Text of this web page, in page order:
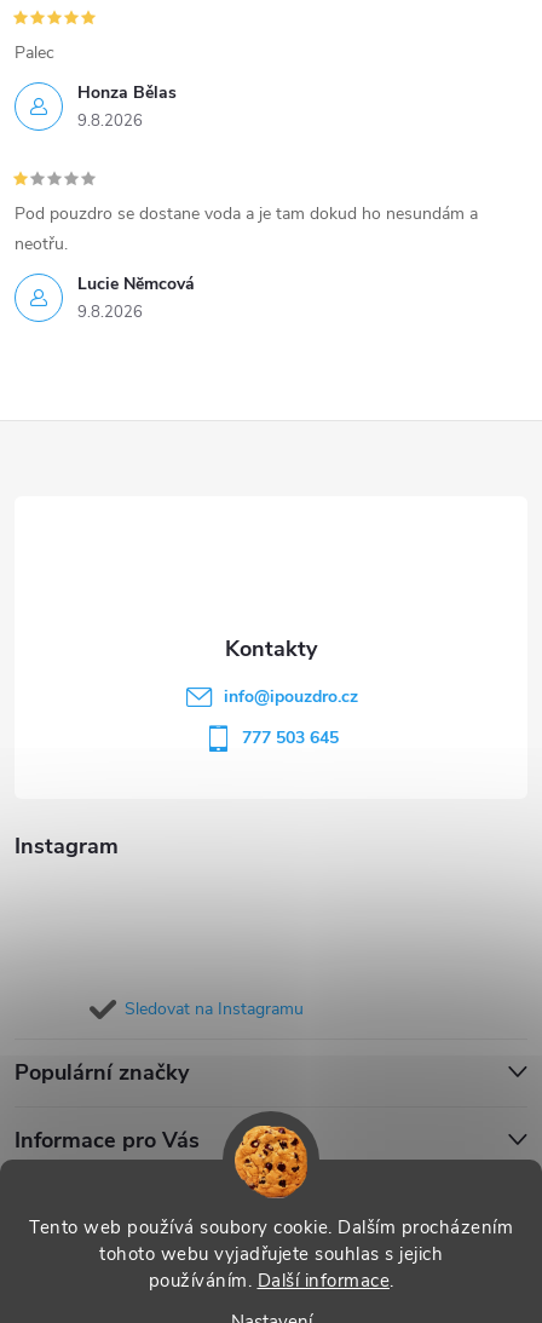
Tento web používá soubory cookie. Dalším procházením
tohoto webu vyjadřujete souhlas s jejich
používáním. Další informace.
Honza Bělas
9.8.2026
Palec
Lucie Nĕmcová
9.8.2026
Pod pouzdro se dostane voda a je tam dokud ho nesundám a
neotřu.
Instagram
Sledovat na Instagramu
Populární značky
Informace pro Vás
info@ipouzdro.cz
777 503 645
Copyright 2026 . Všechna práva vyhrazena.